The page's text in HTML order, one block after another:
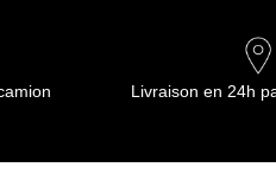
Livraison en 24h